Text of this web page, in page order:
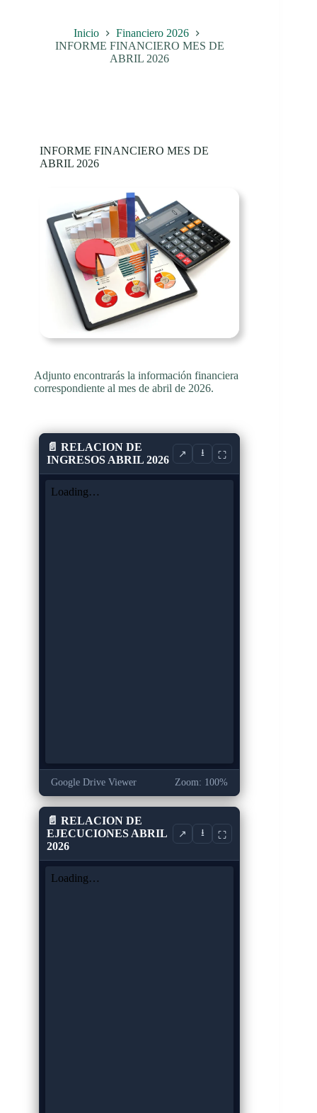
Inicio
Financiero 2026
INFORME FINANCIERO MES DE
ABRIL 2026
INFORME FINANCIERO MES DE
ABRIL 2026
Adjunto encontrarás la información financiera
correspondiente al mes de abril de 2026.
📄 RELACION DE
INGRESOS ABRIL 2026
↗ ⭳ ⛶
Google Drive Viewer Zoom: 100%
📄 RELACION DE
EJECUCIONES ABRIL
2026
↗ ⭳ ⛶